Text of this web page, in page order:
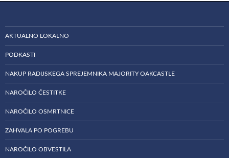
AKTUALNO LOKALNO
PODKASTI
NAKUP RADIJSKEGA SPREJEMNIKA MAJORITY OAKCASTLE
NAROČILO ČESTITKE
NAROČILO OSMRTNICE
ZAHVALA PO POGREBU
NAROČILO OBVESTILA